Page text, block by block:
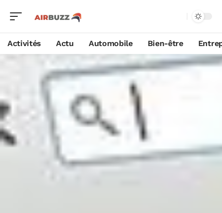
Activités Actu Automobile Bien-être